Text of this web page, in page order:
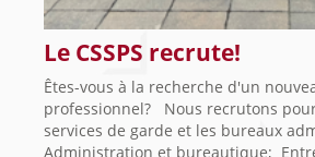
Le CSSPS recrute!
Êtes-vous à la recherche d'un
professionnel? Nous recrutons
services de garde et les bureaux
Administration et bureautique;